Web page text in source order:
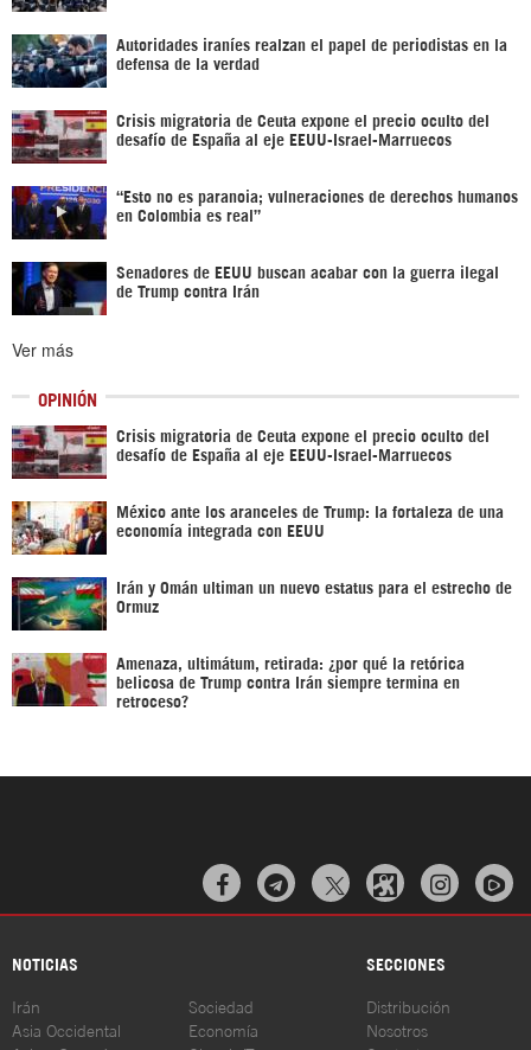
Autoridades iraníes realzan el papel de periodistas en la
defensa de la verdad
Crisis migratoria de Ceuta expone el precio oculto del
desafío de España al eje EEUU-Israel-Marruecos
“Esto no es paranoia; vulneraciones de derechos humanos
en Colombia es real”
Senadores de EEUU buscan acabar con la guerra ilegal
de Trump contra Irán
Ver más
OPINIÓN
Crisis migratoria de Ceuta expone el precio oculto del
desafío de España al eje EEUU-Israel-Marruecos
México ante los aranceles de Trump: la fortaleza de una
economía integrada con EEUU
Irán y Omán ultiman un nuevo estatus para el estrecho de
Ormuz
Amenaza, ultimátum, retirada: ¿por qué la retórica
belicosa de Trump contra Irán siempre termina en
retroceso?
  
NOTICIAS SECCIONES
Irán
Asia Occidental
Sociedad
Economía
Distribución
Nosotros